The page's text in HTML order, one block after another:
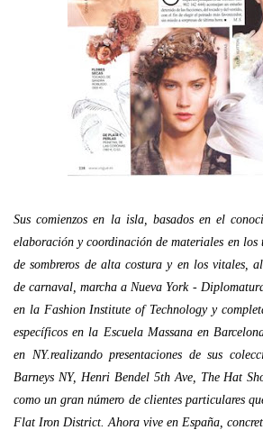
Sus comienzos en la isla, basados en el
elaboración y coordinación de materiales en los
de sombreros de alta costura y en los vitales,
de carnaval, marcha a Nueva York -
en la Fashion Institute of Technology y
específicos en la Escuela Massana en
en NY.realizando presentaciones de sus
Barneys NY, Henri Bendel 5th Ave, The Hat
como un gran número de clientes particulares
Flat Iron District. Ahora vive en España,